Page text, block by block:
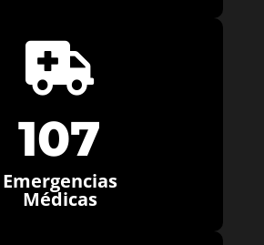

107
Emergencias
Médicas